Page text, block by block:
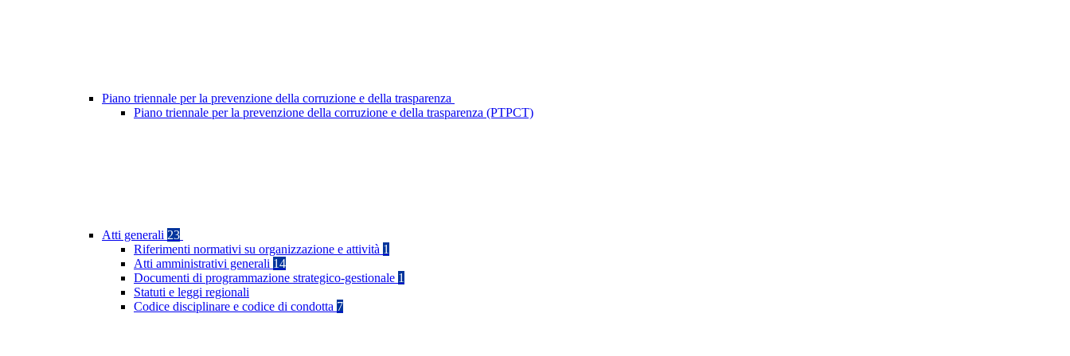
Piano triennale per la prevenzione della corruzione e della trasparenza
Piano triennale per la prevenzione della corruzione e della trasparenza (PTPCT)
Atti generali 23
Riferimenti normativi su organizzazione e attività 1
Atti amministrativi generali 14
Documenti di programmazione strategico-gestionale 1
Statuti e leggi regionali
Codice disciplinare e codice di condotta 7